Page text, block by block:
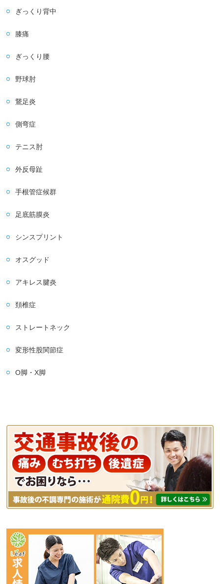
ぎっくり背中
膝痛
ぎっくり腰
野球肘
鵞足炎
側弯症
テニス肘
外反母趾
手根管症候群
足底筋膜炎
シンスプリント
オスグッド
アキレス腱炎
頚椎症
ストレートネック
変形性股関節症
O脚・X脚